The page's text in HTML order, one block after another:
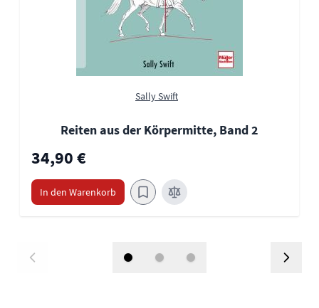
Sally Swift
Reiten aus der Körpermitte, Band 2
34,90 €
In den Warenkorb